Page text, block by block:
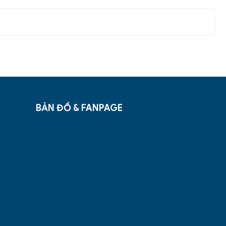
BẢN ĐỒ & FANPAGE